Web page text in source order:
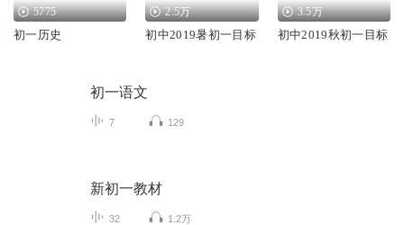
5775
初一历史
2.5万
初中2019暑初一目标
3.5万
初中2019秋初一目标
初一语文
7 129
新初一教材
32 1.2万